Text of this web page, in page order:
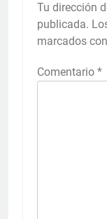
Tu dirección
publicada.
marcados con
Comentario *